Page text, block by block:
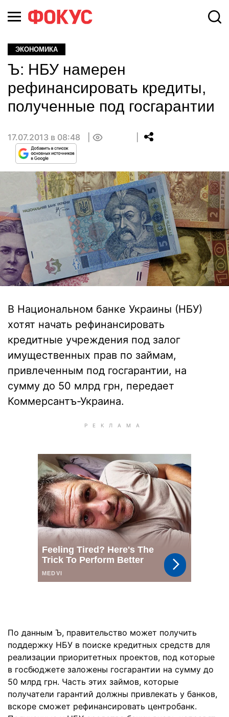
ЭКОНОМИКА
Ъ: НБУ намерен
рефинансировать кредиты,
полученные под госгарантии
17.07.2013 в 08:48
В Национальном банке Украины (НБУ)
хотят начать рефинансировать
кредитные учреждения под залог
имущественных прав по займам,
привлеченным под госгарантии, на
сумму до 50 млрд грн, передает
Коммерсантъ-Украина.
По данным Ъ, правительство может получить
поддержку НБУ в поиске кредитных средств для
реализации приоритетных проектов, под которые
в госбюджете заложены госгарантии на сумму до
50 млрд грн. Часть этих займов, которые
получатели гарантий должны привлекать у банков,
вскоре сможет рефинансировать центробанк.